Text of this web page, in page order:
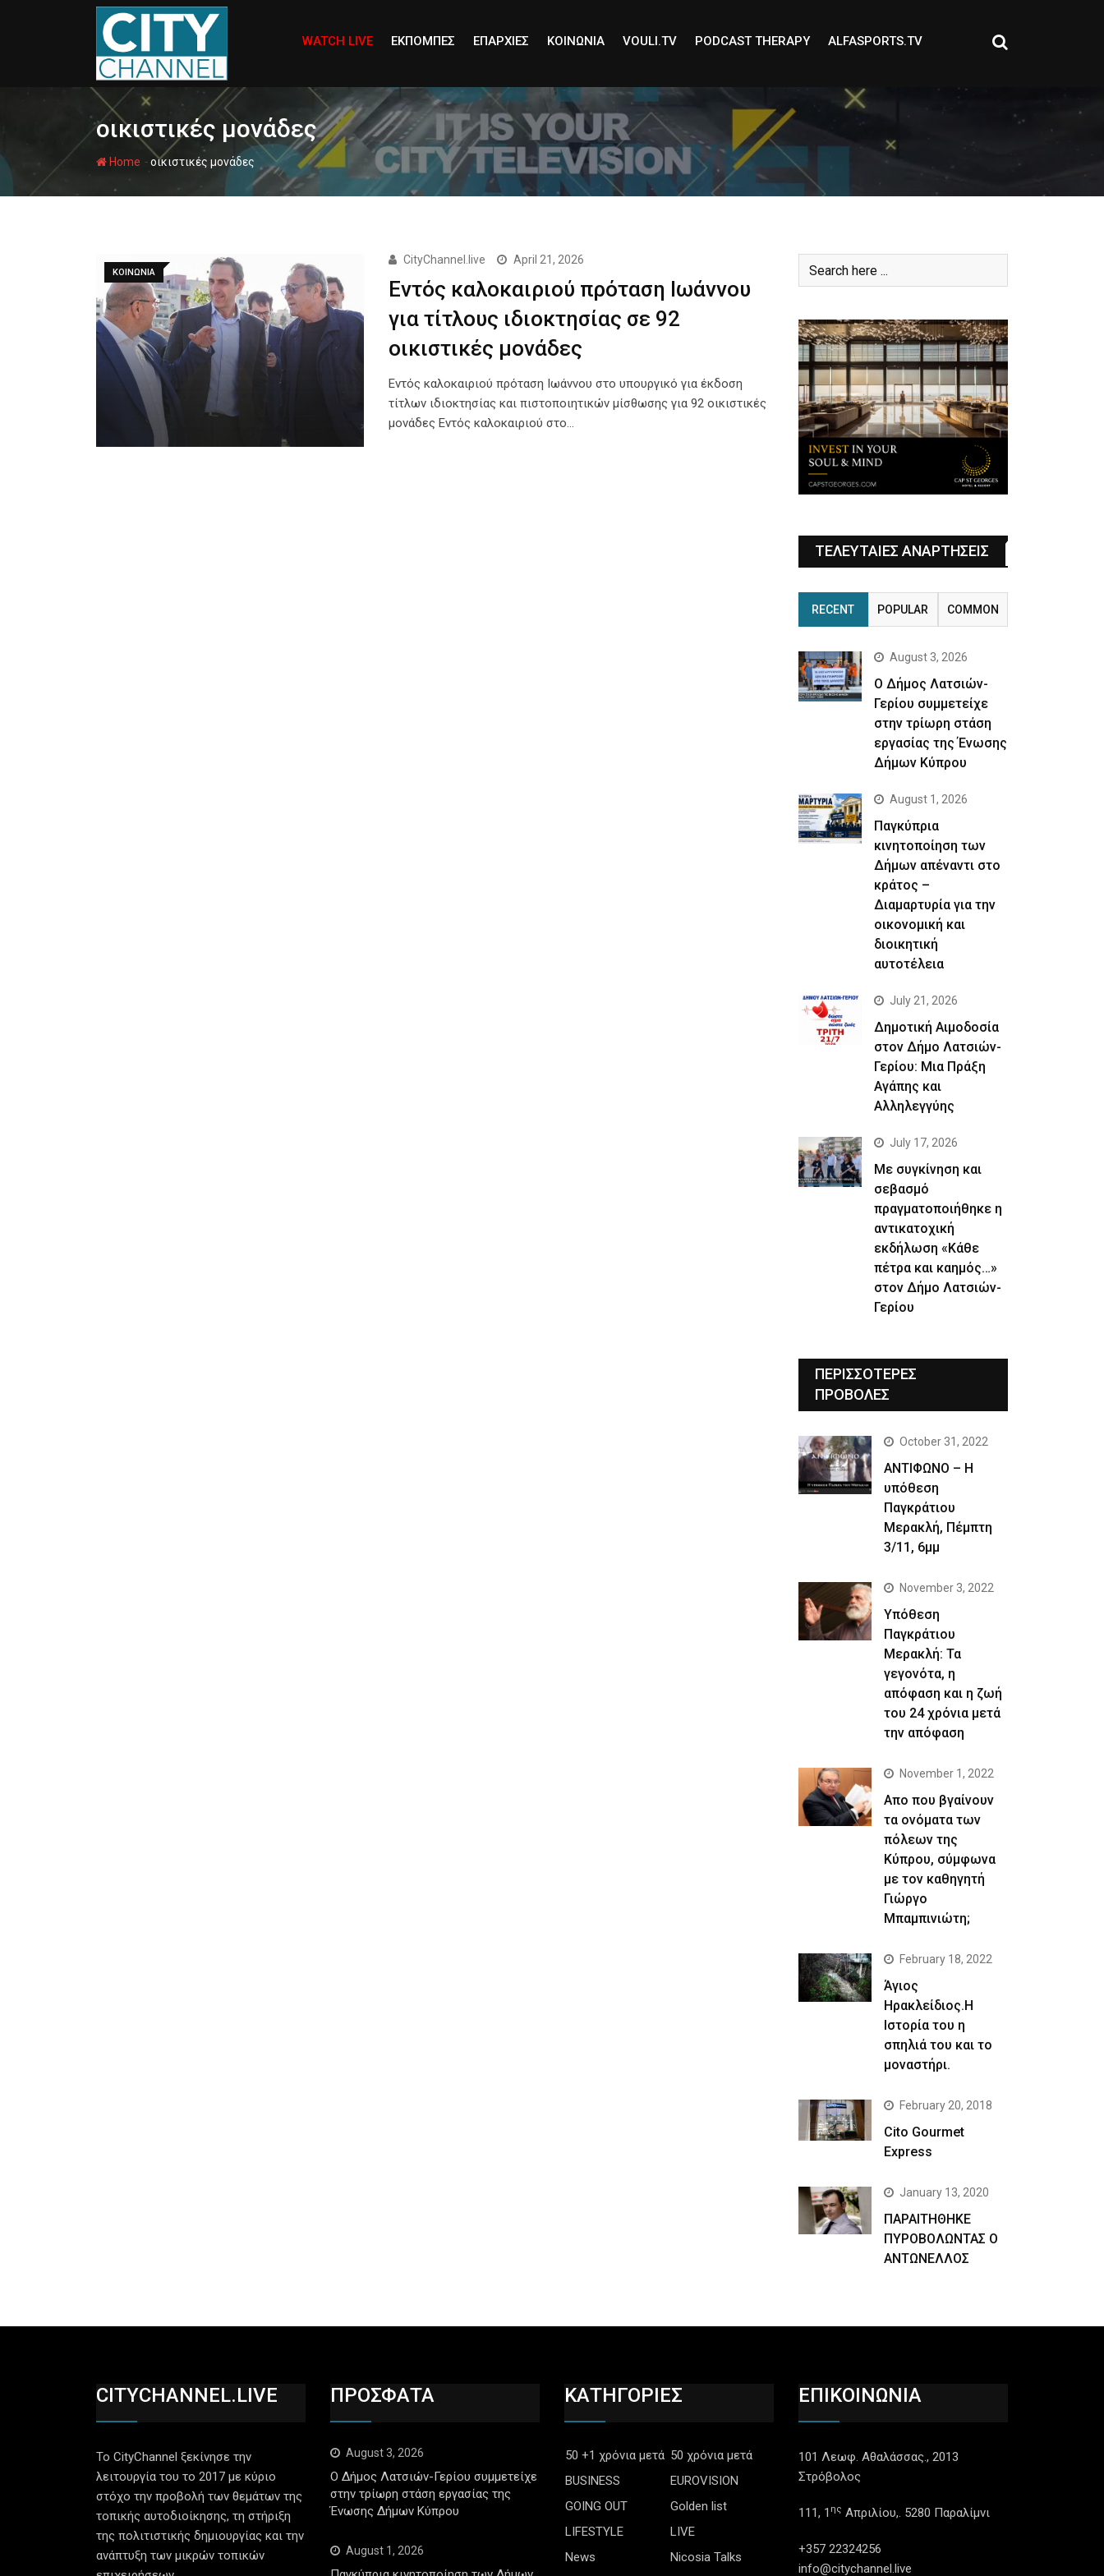
WATCH LIVE ΕΚΠΟΜΠΕΣ ΕΠΑΡΧΙΕΣ ΚΟΙΝΩΝΙΑ VOULI.TV PODCAST THERAPY ALFASPORTS.TV
οικιστικές μονάδες
Home -οικιστικές μονάδες
ΚΟΙΝΩΝΙΑ
CityChannel.live April 21, 2026
Εντός καλοκαιριού πρόταση Ιωάννου
για τίτλους ιδιοκτησίας σε 92
οικιστικές μονάδες
Εντός καλοκαιριού πρόταση Ιωάννου στο υπουργικό για έκδοση
τίτλων ιδιοκτησίας και πιστοποιητικών μίσθωσης για 92 οικιστικές
μονάδες Eντός καλοκαιριού στο…
ΤΕΛΕΥΤΑΙΕΣ ΑΝΑΡΤΗΣΕΙΣ
RECENT POPULAR COMMON
August 3, 2026
Ο Δήμος Λατσιών-
Γερίου συμμετείχε
στην τρίωρη στάση
εργασίας της Ένωσης
Δήμων Κύπρου
August 1, 2026
Παγκύπρια
κινητοποίηση των
Δήμων απέναντι στο
κράτος –
Διαμαρτυρία για την
οικονομική και
διοικητική
αυτοτέλεια
July 21, 2026
Δημοτική Αιμοδοσία
στον Δήμο Λατσιών-
Γερίου: Μια Πράξη
Αγάπης και
Αλληλεγγύης
July 17, 2026
Με συγκίνηση και
σεβασμό
πραγματοποιήθηκε η
αντικατοχική
εκδήλωση «Κάθε
πέτρα και καημός…»
στον Δήμο Λατσιών-
Γερίου
ΠΕΡΙΣΣΟΤΕΡΕΣ
ΠΡΟΒΟΛΕΣ
October 31, 2022
ΑΝΤΙΦΩΝΟ – Η
υπόθεση
Παγκράτιου
Μερακλή, Πέμπτη
3/11, 6μμ
November 3, 2022
Yπόθεση
Παγκράτιου
Μερακλή: Τα
γεγονότα, η
απόφαση και η ζωή
του 24 χρόνια μετά
την απόφαση
November 1, 2022
Απο που βγαίνουν
τα ονόματα των
πόλεων της
Κύπρου, σύμφωνα
με τον καθηγητή
Γιώργο
Μπαμπινιώτη;
February 18, 2022
Άγιος
Ηρακλείδιος.Η
Ιστορία του η
σπηλιά του και το
μοναστήρι.
February 20, 2018
Cito Gourmet
Express
January 13, 2020
ΠΑΡΑΙΤΗΘΗΚΕ
ΠΥΡΟΒΟΛΩΝΤΑΣ Ο
ΑΝΤΩΝΕΛΛΟΣ
CITYCHANNEL.LIVE
Το CityChannel ξεκίνησε την
λειτουργία του το 2017 με κύριο
στόχο την προβολή των θεμάτων της
τοπικής αυτοδιοίκησης, τη στήριξη
της πολιτιστικής δημιουργίας και την
ανάπτυξη των μικρών τοπικών
ΠΡΟΣΦΑΤΑ
August 3, 2026
Ο Δήμος Λατσιών-Γερίου συμμετείχε
στην τρίωρη στάση εργασίας της
Ένωσης Δήμων Κύπρου
August 1, 2026
ΚΑΤΗΓΟΡΙΕΣ
50 +1 χρόνια μετά 50 χρόνια μετά
BUSINESS
EUROVISION
GOING OUT
Golden list
LIFESTYLE
LIVE
News
Nicosia Talks
ΕΠΙΚΟΙΝΩΝΙΑ
101 Λεωφ. Αθαλάσσας., 2013
Στρόβολος
111, 1 ης Απριλίου,. 5280 Παραλίμνι
+357 22324256
info@citychannel.live